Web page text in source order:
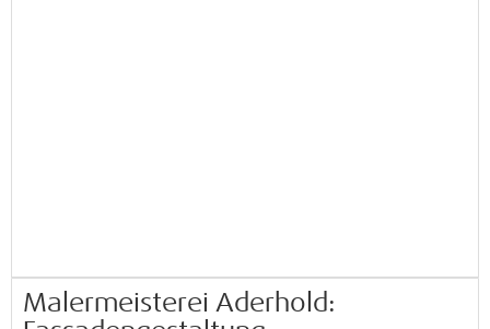
Malermeisterei Aderhold: